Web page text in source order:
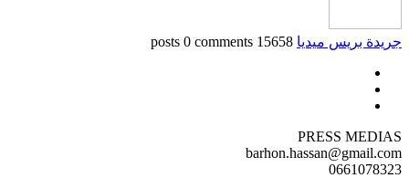
جريدة بريس ميديا 15658 posts
0 comments
PRESS MEDIAS
barhon.hassan@gmail.com
0661078323